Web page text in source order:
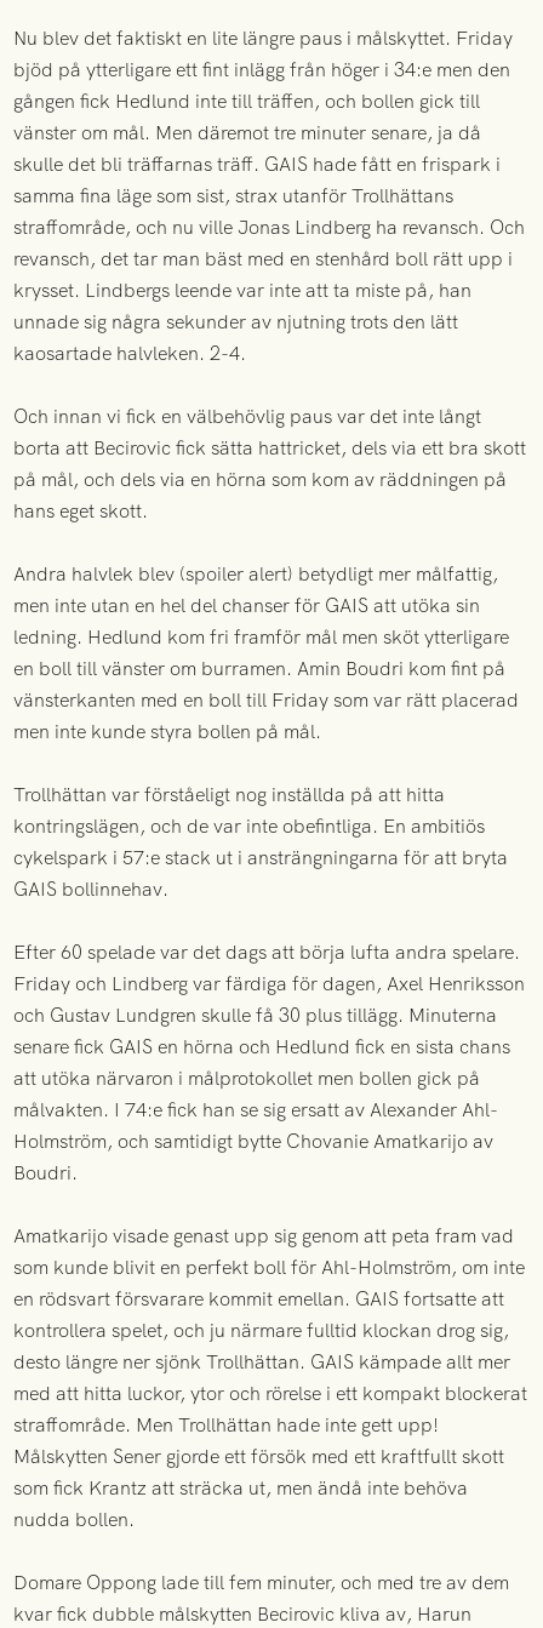
Nu blev det faktiskt en lite längre paus i målskyttet. Friday
bjöd på ytterligare ett fint inlägg från höger i 34:e men den
gången fick Hedlund inte till träffen, och bollen gick till
vänster om mål. Men däremot tre minuter senare, ja då
skulle det bli träffarnas träff. GAIS hade fått en frispark i
samma fina läge som sist, strax utanför Trollhättans
straffområde, och nu ville Jonas Lindberg ha revansch. Och
revansch, det tar man bäst med en stenhård boll rätt upp i
krysset. Lindbergs leende var inte att ta miste på, han
unnade sig några sekunder av njutning trots den lätt
kaosartade halvleken. 2-4.
Och innan vi fick en välbehövlig paus var det inte långt
borta att Becirovic fick sätta hattricket, dels via ett bra skott
på mål, och dels via en hörna som kom av räddningen på
hans eget skott.
Andra halvlek blev (spoiler alert) betydligt mer målfattig,
men inte utan en hel del chanser för GAIS att utöka sin
ledning. Hedlund kom fri framför mål men sköt ytterligare
en boll till vänster om burramen. Amin Boudri kom fint på
vänsterkanten med en boll till Friday som var rätt placerad
men inte kunde styra bollen på mål.
Trollhättan var förståeligt nog inställda på att hitta
kontringslägen, och de var inte obefintliga. En ambitiös
cykelspark i 57:e stack ut i ansträngningarna för att bryta
GAIS bollinnehav.
Efter 60 spelade var det dags att börja lufta andra spelare.
Friday och Lindberg var färdiga för dagen, Axel Henriksson
och Gustav Lundgren skulle få 30 plus tillägg. Minuterna
senare fick GAIS en hörna och Hedlund fick en sista chans
att utöka närvaron i målprotokollet men bollen gick på
målvakten. I 74:e fick han se sig ersatt av Alexander Ahl-
Holmström, och samtidigt bytte Chovanie Amatkarijo av
Boudri.
Amatkarijo visade genast upp sig genom att peta fram vad
som kunde blivit en perfekt boll för Ahl-Holmström, om inte
en rödsvart försvarare kommit emellan. GAIS fortsatte att
kontrollera spelet, och ju närmare fulltid klockan drog sig,
desto längre ner sjönk Trollhättan. GAIS kämpade allt mer
med att hitta luckor, ytor och rörelse i ett kompakt blockerat
straffområde. Men Trollhättan hade inte gett upp!
Målskytten Sener gjorde ett försök med ett kraftfullt skott
som fick Krantz att sträcka ut, men ändå inte behöva
nudda bollen.
Domare Oppong lade till fem minuter, och med tre av dem
kvar fick dubble målskytten Becirovic kliva av, Harun